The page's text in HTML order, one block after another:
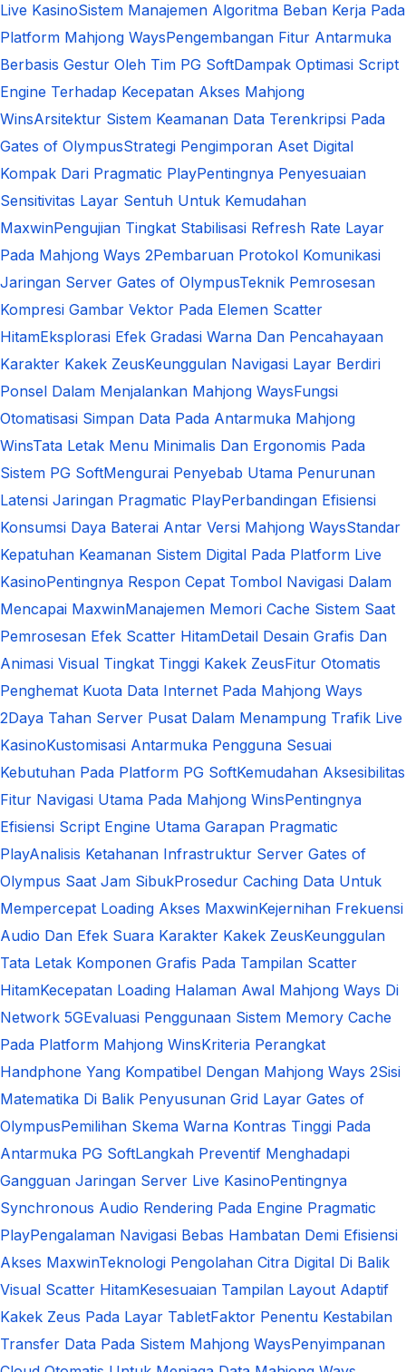
Live KasinoSistem Manajemen Algoritma Beban Kerja Pada
Platform Mahjong WaysPengembangan Fitur Antarmuka
Berbasis Gestur Oleh Tim PG SoftDampak Optimasi Script
Engine Terhadap Kecepatan Akses Mahjong
WinsArsitektur Sistem Keamanan Data Terenkripsi Pada
Gates of OlympusStrategi Pengimporan Aset Digital
Kompak Dari Pragmatic PlayPentingnya Penyesuaian
Sensitivitas Layar Sentuh Untuk Kemudahan
MaxwinPengujian Tingkat Stabilisasi Refresh Rate Layar
Pada Mahjong Ways 2Pembaruan Protokol Komunikasi
Jaringan Server Gates of OlympusTeknik Pemrosesan
Kompresi Gambar Vektor Pada Elemen Scatter
HitamEksplorasi Efek Gradasi Warna Dan Pencahayaan
Karakter Kakek ZeusKeunggulan Navigasi Layar Berdiri
Ponsel Dalam Menjalankan Mahjong WaysFungsi
Otomatisasi Simpan Data Pada Antarmuka Mahjong
WinsTata Letak Menu Minimalis Dan Ergonomis Pada
Sistem PG SoftMengurai Penyebab Utama Penurunan
Latensi Jaringan Pragmatic PlayPerbandingan Efisiensi
Konsumsi Daya Baterai Antar Versi Mahjong WaysStandar
Kepatuhan Keamanan Sistem Digital Pada Platform Live
KasinoPentingnya Respon Cepat Tombol Navigasi Dalam
Mencapai MaxwinManajemen Memori Cache Sistem Saat
Pemrosesan Efek Scatter HitamDetail Desain Grafis Dan
Animasi Visual Tingkat Tinggi Kakek ZeusFitur Otomatis
Penghemat Kuota Data Internet Pada Mahjong Ways
2Daya Tahan Server Pusat Dalam Menampung Trafik Live
KasinoKustomisasi Antarmuka Pengguna Sesuai
Kebutuhan Pada Platform PG SoftKemudahan Aksesibilitas
Fitur Navigasi Utama Pada Mahjong WinsPentingnya
Efisiensi Script Engine Utama Garapan Pragmatic
PlayAnalisis Ketahanan Infrastruktur Server Gates of
Olympus Saat Jam SibukProsedur Caching Data Untuk
Mempercepat Loading Akses MaxwinKejernihan Frekuensi
Audio Dan Efek Suara Karakter Kakek ZeusKeunggulan
Tata Letak Komponen Grafis Pada Tampilan Scatter
HitamKecepatan Loading Halaman Awal Mahjong Ways Di
Network 5GEvaluasi Penggunaan Sistem Memory Cache
Pada Platform Mahjong WinsKriteria Perangkat
Handphone Yang Kompatibel Dengan Mahjong Ways 2Sisi
Matematika Di Balik Penyusunan Grid Layar Gates of
OlympusPemilihan Skema Warna Kontras Tinggi Pada
Antarmuka PG SoftLangkah Preventif Menghadapi
Gangguan Jaringan Server Live KasinoPentingnya
Synchronous Audio Rendering Pada Engine Pragmatic
PlayPengalaman Navigasi Bebas Hambatan Demi Efisiensi
Akses MaxwinTeknologi Pengolahan Citra Digital Di Balik
Visual Scatter HitamKesesuaian Tampilan Layout Adaptif
Kakek Zeus Pada Layar TabletFaktor Penentu Kestabilan
Transfer Data Pada Sistem Mahjong WaysPenyimpanan